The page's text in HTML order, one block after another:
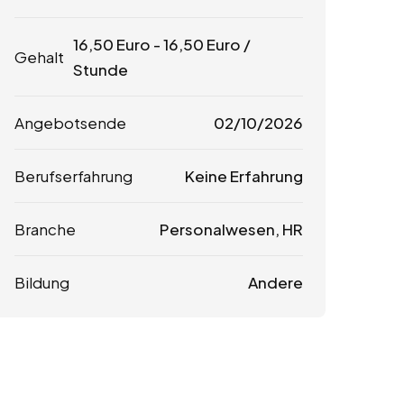
Gehalt
16,50 Euro -16,50 Euro /
Stunde
Angebotsende 02/10/2026
Berufserfahrung Keine Erfahrung
Branche Personalwesen, HR
Bildung Andere